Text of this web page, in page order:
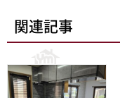
関連記事